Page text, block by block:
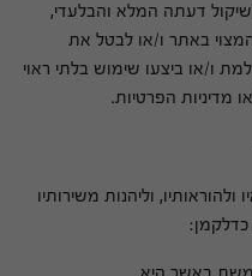
דעתה המלא והבלעדי,
באתר ו/או לבטל את
ו/או ביצעו שימוש בלתי ראוי
מדיניות הפרטיות.
וליהנות משירותיו